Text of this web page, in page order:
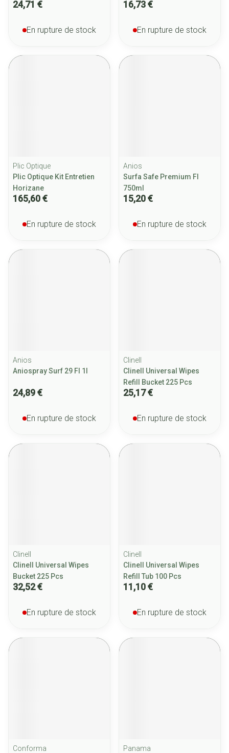
24,71 €
En rupture de stock
16,73 €
En rupture de stock
Plic Optique
Plic Optique Kit Entretien
Horizane
165,60 €
En rupture de stock
Anios
Surfa Safe Premium Fl
750ml
15,20 €
En rupture de stock
Anios
Aniospray Surf 29 Fl 1l
24,89 €
En rupture de stock
Clinell
Clinell Universal Wipes
Refill Bucket 225 Pcs
25,17 €
En rupture de stock
Clinell
Clinell Universal Wipes
Bucket 225 Pcs
32,52 €
En rupture de stock
Clinell
Clinell Universal Wipes
Refill Tub 100 Pcs
11,10 €
En rupture de stock
Conforma
Panama